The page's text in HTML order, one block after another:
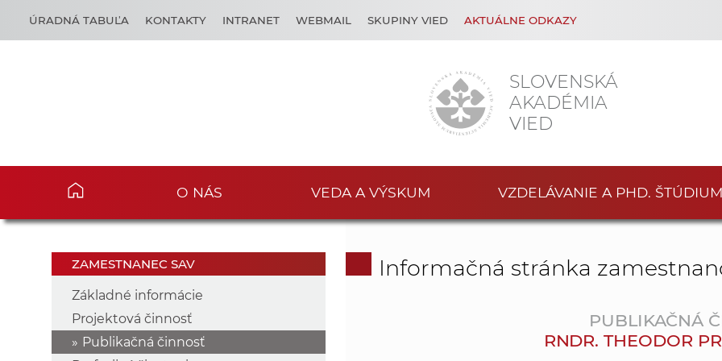
SLOVENSKÁ
AKADÉMIA
VIED
ÚRADNÁ TABUĽA KONTAKTY INTRANET WEBMAIL SKUPINY VIED AKTUÁLNE ODKAZY
O NÁS VEDA A VÝSKUM VZDELÁVANIE A PHD. ŠTÚDIUM
ZAMESTNANEC SAV
Základné informácie
Projektová činnosť
Publikačná činnosť
Informačná stránka
PUBLIKAČNÁ
RNDR. THEODOR